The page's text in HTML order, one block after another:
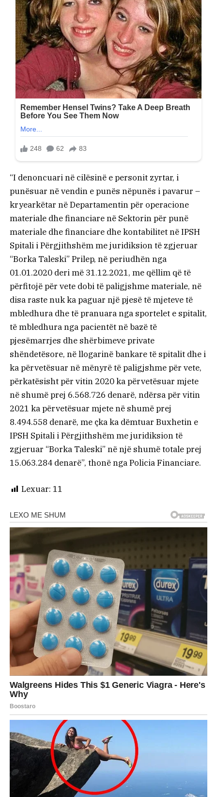
“I denoncuari në cilësinë e personit zyrtar, i
punësuar në vendin e punës nëpunës i pavarur –
kryearkëtar në Departamentin për operacione
materiale dhe financiare në Sektorin për punë
materiale dhe financiare dhe kontabilitet në IPSH
Spitali i Përgjithshëm me juridiksion të zgjeruar
“Borka Taleski” Prilep, në periudhën nga
01.01.2020 deri më 31.12.2021, me qëllim që të
përfitojë për vete dobi të paligjshme materiale, në
disa raste nuk ka paguar një pjesë të mjeteve të
mbledhura dhe të pranuara nga sportelet e spitalit,
të mbledhura nga pacientët në bazë të
pjesëmarrjes dhe shërbimeve private
shëndetësore, në llogarinë bankare të spitalit dhe i
ka përvetësuar në mënyrë të paligjshme për vete,
përkatësisht për vitin 2020 ka përvetësuar mjete
në shumë prej 6.568.726 denarë, ndërsa për vitin
2021 ka përvetësuar mjete në shumë prej
8.494.558 denarë, me çka ka dëmtuar Buxhetin e
IPSH Spitali i Përgjithshëm me juridiksion të
zgjeruar “Borka Taleski” në një shumë totale prej
15.063.284 denarë”, thonë nga Policia Financiare.
Lexuar: 11